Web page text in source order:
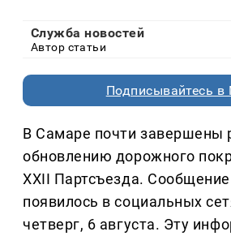
Служба новостей
Автор статьи
Подписывайтесь в
В Самаре почти завершены
обновлению дорожного
XXII Партсъезда.
появилось в социальных
четверг, 6 августа. Эту